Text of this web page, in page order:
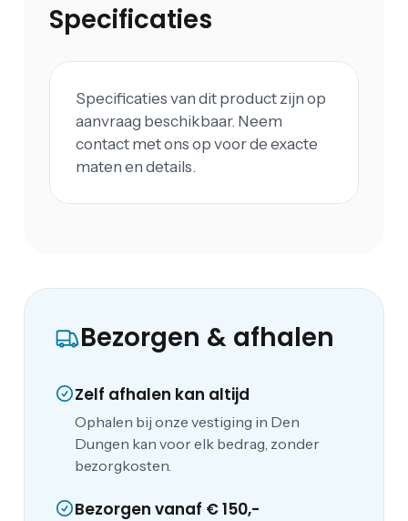
Specificaties
Specificaties van dit product zijn op
aanvraag beschikbaar. Neem
contact met ons op voor de exacte
maten en details.
Bezorgen & afhalen
Zelf afhalen kan altijd
Ophalen bij onze vestiging in Den
Dungen kan voor elk bedrag, zonder
bezorgkosten.
Bezorgen vanaf € 150,-